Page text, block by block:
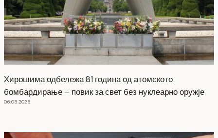
Хирошима одбележа 81 година од атомското
бомбардирање – повик за свет без нуклеарно оружје
06.08.2026